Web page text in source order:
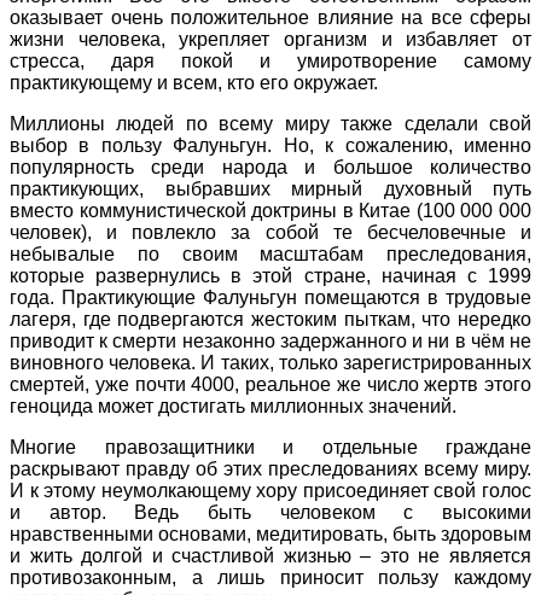
оказывает очень положительное влияние на все сферы
жизни человека, укрепляет организм и избавляет от
стресса, даря покой и умиротворение самому
практикующему и всем, кто его окружает.
Миллионы людей по всему миру также сделали свой
выбор в пользу Фалуньгун. Но, к сожалению, именно
популярность среди народа и большое количество
практикующих, выбравших мирный духовный путь
вместо коммунистической доктрины в Китае (100 000 000
человек), и повлекло за собой те бесчеловечные и
небывалые по своим масштабам преследования,
которые развернулись в этой стране, начиная с 1999
года. Практикующие Фалуньгун помещаются в трудовые
лагеря, где подвергаются жестоким пыткам, что нередко
приводит к смерти незаконно задержанного и ни в чём не
виновного человека. И таких, только зарегистрированных
смертей, уже почти 4000, реальное же число жертв этого
геноцида может достигать миллионных значений.
Многие правозащитники и отдельные граждане
раскрывают правду об этих преследованиях всему миру.
И к этому неумолкающему хору присоединяет свой голос
и автор. Ведь быть человеком с высокими
нравственными основами, медитировать, быть здоровым
и жить долгой и счастливой жизнью – это не является
противозаконным, а лишь приносит пользу каждому